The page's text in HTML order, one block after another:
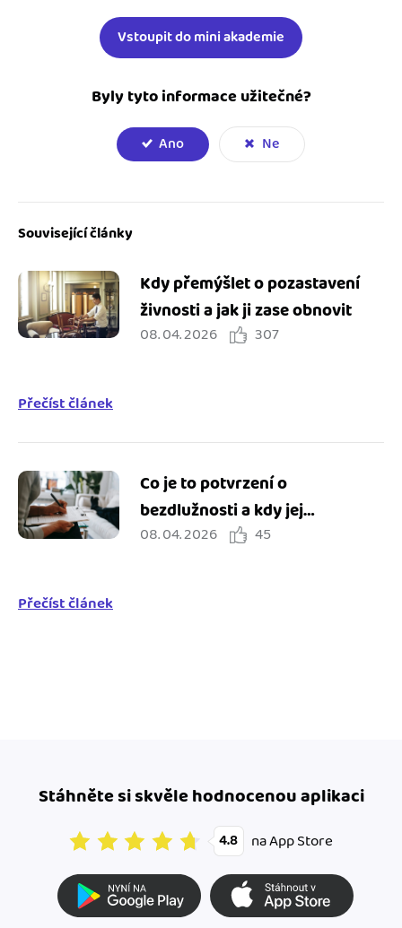
Vstoupit do mini akademie
Byly tyto informace užitečné?
Ano Ne
Související články
Kdy přemýšlet o pozastavení
živnosti a jak ji zase obnovit
08. 04. 2026 307
Přečíst článek
Co je to potvrzení o
bezdlužnosti a kdy jej
potřebuji?
08. 04. 2026 45
Přečíst článek
Stáhněte si skvěle hodnocenou aplikaci
4.8 na App Store